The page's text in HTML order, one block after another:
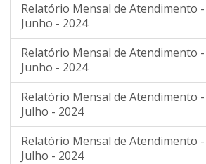
Relatório Mensal de Atendimento
Junho - 2024
Relatório Mensal de Atendimento
Junho - 2024
Relatório Mensal de Atendimento
Julho - 2024
Relatório Mensal de Atendimento
Julho - 2024